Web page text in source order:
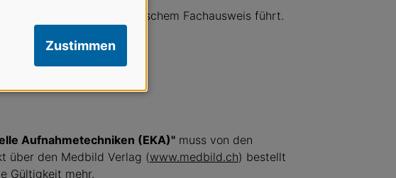
mit Eidgenössischem Fachausweis führt.
Aufnahmetechniken (EKA)"muss von den
über den Medbild Verlag (www.medbild.ch) bestellt
Gültigkeit mehr.
Zustimmen